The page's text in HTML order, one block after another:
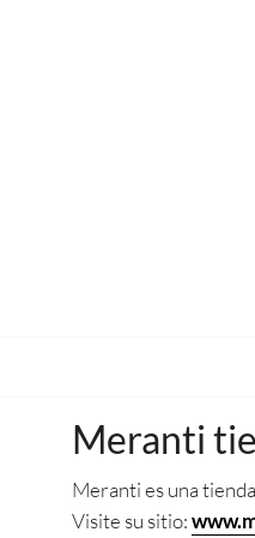
Meranti
Meranti es una
Visite su sitio: